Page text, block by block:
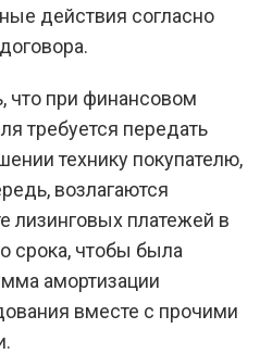
действия согласно
что при финансовом
требуется передать
технику покупателю,
возлагаются
лизинговых платежей в
срока, чтобы была
амортизации
вместе с прочими